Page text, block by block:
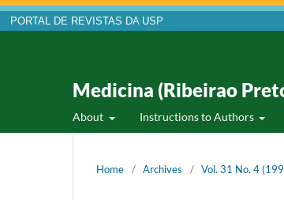
PORTAL DE REVISTAS DA USP
Medicina (Ribeirao
About Instructions to Authors
Home / Archives / Vol. 31 No. 4